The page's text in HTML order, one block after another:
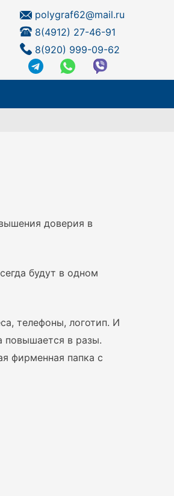
polygraf62@mail.ru
8(4912) 27-46-91
8(920) 999-09-62
доверия в
будут в одном
телефоны, логотип. И
повышается в разы.
фирменная папка с